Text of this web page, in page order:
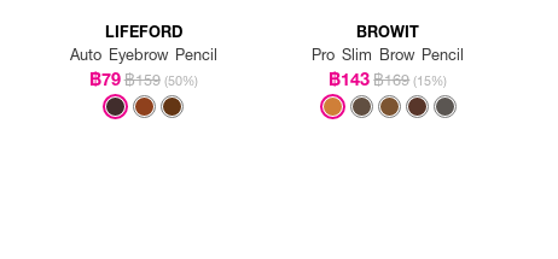
LIFEFORD
Auto Eyebrow Pencil
฿79฿159 (50%)
BROWIT
Pro Slim Brow Pencil
฿143฿169 (15%)